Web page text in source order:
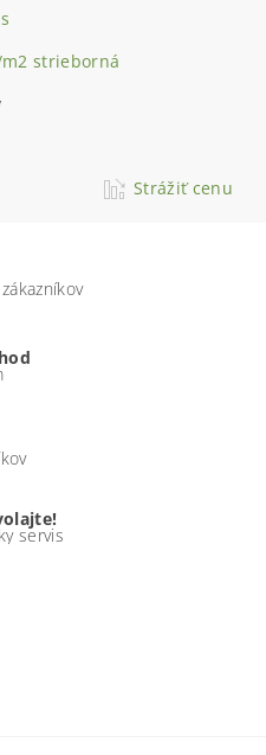
strieborná
Strážiť cenu
servis